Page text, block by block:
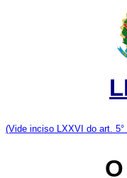
(Vide inciso LXXVI do art.
O